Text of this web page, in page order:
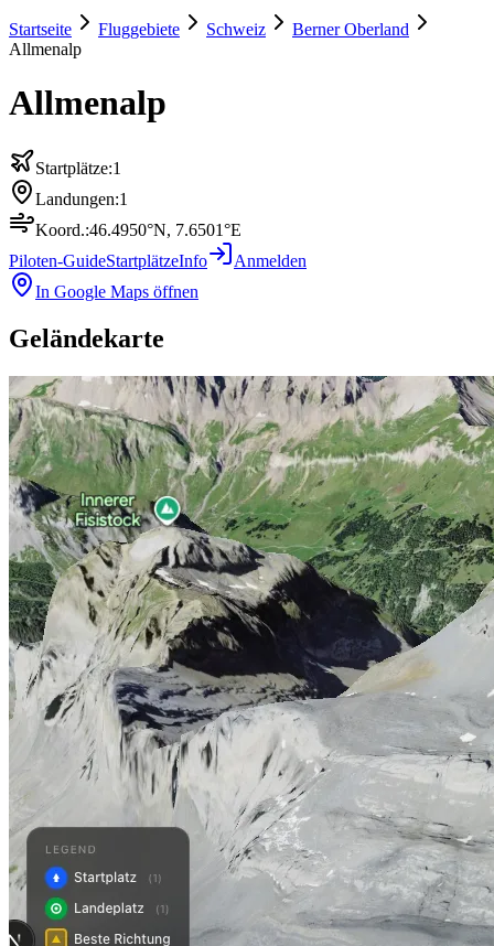
Startseite Fluggebiete Schweiz
Berner Oberland
Allmenalp
Allmenalp
Startplätze:1
Landungen:1
Koord.:46.4950°N, 7.6501°E
Piloten-GuideStartplätzeInfo
Anmelden
In Google Maps öffnen
Geländekarte